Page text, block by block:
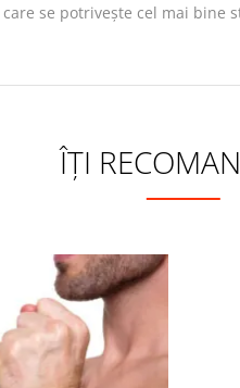
se potrivește cel mai bine
ÎȚI